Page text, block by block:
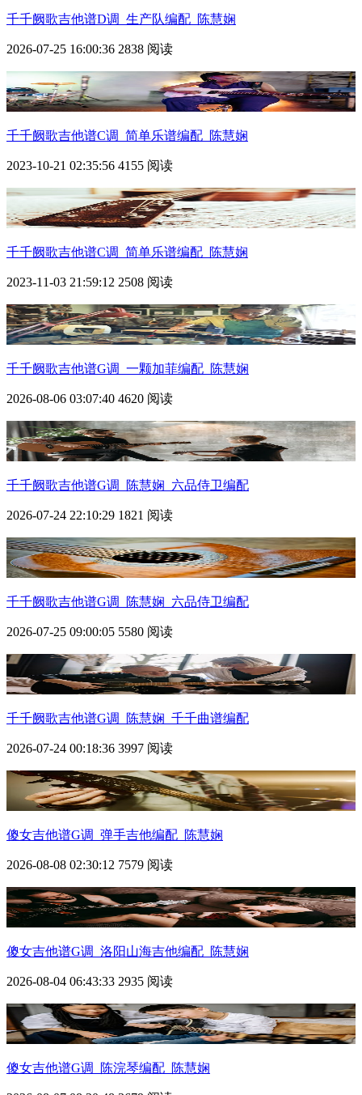
千千阙歌吉他谱D调_生产队编配_陈慧娴
2026-07-25 16:00:36 2838 阅读
千千阙歌吉他谱C调_简单乐谱编配_陈慧娴
2023-10-21 02:35:56 4155 阅读
千千阙歌吉他谱C调_简单乐谱编配_陈慧娴
2023-11-03 21:59:12 2508 阅读
千千阙歌吉他谱G调_一颗加菲编配_陈慧娴
2026-08-06 03:07:40 4620 阅读
千千阙歌吉他谱G调_陈慧娴_六品侍卫编配
2026-07-24 22:10:29 1821 阅读
千千阙歌吉他谱G调_陈慧娴_六品侍卫编配
2026-07-25 09:00:05 5580 阅读
千千阙歌吉他谱G调_陈慧娴_千千曲谱编配
2026-07-24 00:18:36 3997 阅读
傻女吉他谱G调_弹手吉他编配_陈慧娴
2026-08-08 02:30:12 7579 阅读
傻女吉他谱G调_洛阳山海吉他编配_陈慧娴
2026-08-04 06:43:33 2935 阅读
傻女吉他谱G调_陈浣琴编配_陈慧娴